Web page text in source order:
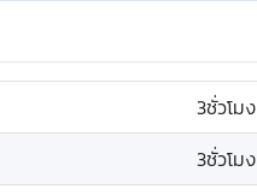
3ชั่วโมง
3ชั่วโมง